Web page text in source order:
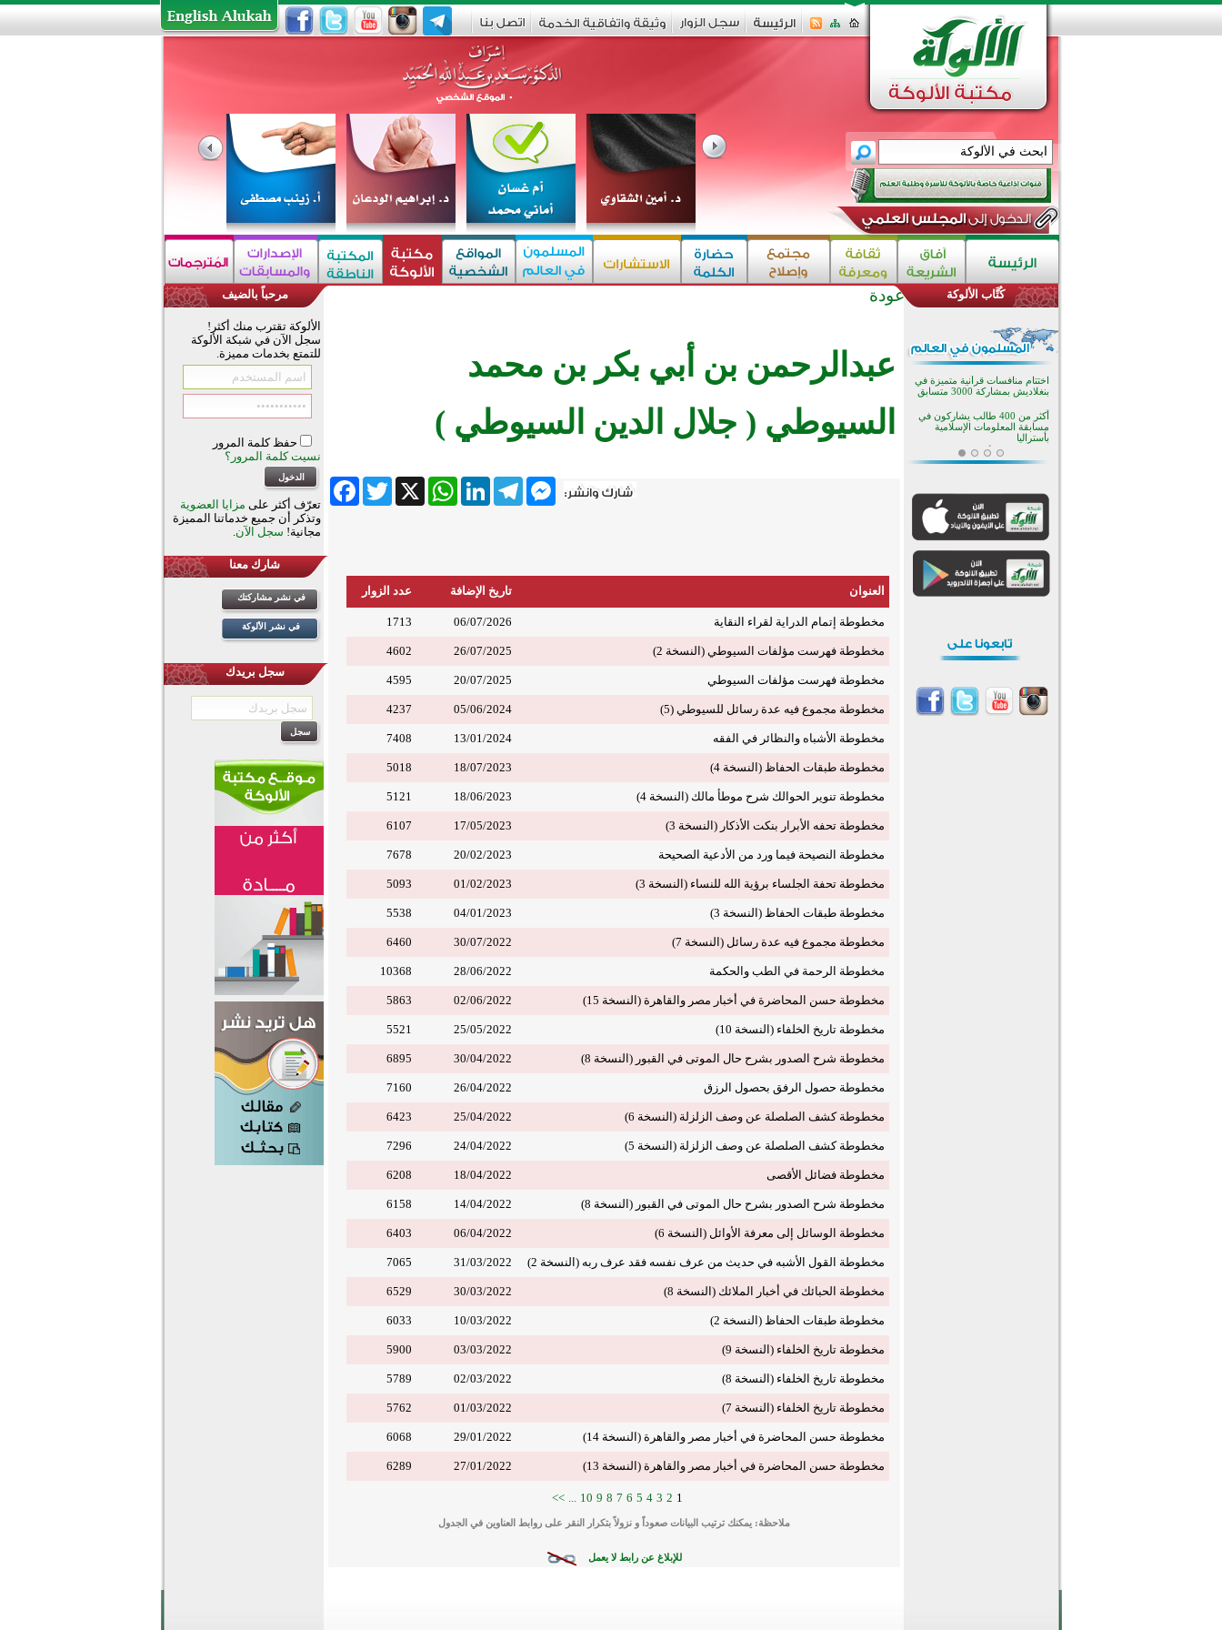
عودة
عبدالرحمن بن أبي بكر بن محمد
السيوطي ( جلال الدين السيوطي )
FacebookTwitter X
WhatsApp
LinkedIn
Telegram
Messenger
العنوان تاريخ الإضافة عدد الزوار
مخطوطة إتمام الدراية لقراء النقاية 06/07/2026
1713
مخطوطة فهرست مؤلفات السيوطي (النسخة 2) 26/07/2025
4602
مخطوطة فهرست مؤلفات السيوطي 20/07/2025
4595
مخطوطة مجموع فيه عدة رسائل للسيوطي (5) 05/06/2024
4237
مخطوطة الأشباه والنظائر في الفقه 13/01/2024
7408
مخطوطة طبقات الحفاظ (النسخة 4) 18/07/2023
5018
مخطوطة تنوير الحوالك شرح موطأ مالك (النسخة 4) 18/06/2023
5121
مخطوطة تحفه الأبرار بنكت الأذكار (النسخة 3) 17/05/2023
6107
مخطوطة النصيحة فيما ورد من الأدعية الصحيحة 20/02/2023
7678
مخطوطة تحفة الجلساء برؤية الله للنساء (النسخة 3) 01/02/2023
5093
مخطوطة طبقات الحفاظ (النسخة 3) 04/01/2023
5538
مخطوطة مجموع فيه عدة رسائل (النسخة 7) 30/07/2022
6460
مخطوطة الرحمة في الطب والحكمة 28/06/2022
10368
مخطوطة حسن المحاضرة في أخبار مصر والقاهرة (النسخة 15) 02/06/2022
5863
مخطوطة تاريخ الخلفاء (النسخة 10) 25/05/2022
5521
مخطوطة شرح الصدور بشرح حال الموتى في القبور (النسخة 8) 30/04/2022
6895
مخطوطة حصول الرفق بحصول الرزق 26/04/2022
7160
مخطوطة كشف الصلصلة عن وصف الزلزلة (النسخة 6) 25/04/2022
6423
مخطوطة كشف الصلصلة عن وصف الزلزلة (النسخة 5) 24/04/2022
7296
مخطوطة فضائل الأقصى 18/04/2022
6208
مخطوطة شرح الصدور بشرح حال الموتى في القبور (النسخة 8) 14/04/2022
6158
مخطوطة الوسائل إلى معرفة الأوائل (النسخة 6) 06/04/2022
6403
مخطوطة القول الأشبه في حديث من عرف نفسه فقد عرف ربه (النسخة 2) 31/03/2022
7065
مخطوطة الحبائك في أخبار الملائك (النسخة 8) 30/03/2022
6529
مخطوطة طبقات الحفاظ (النسخة 2) 10/03/2022
6033
مخطوطة تاريخ الخلفاء (النسخة 9) 03/03/2022
5900
مخطوطة تاريخ الخلفاء (النسخة 8) 02/03/2022
5789
مخطوطة تاريخ الخلفاء (النسخة 7) 01/03/2022
5762
مخطوطة حسن المحاضرة في أخبار مصر والقاهرة (النسخة 14) 29/01/2022
6068
مخطوطة حسن المحاضرة في أخبار مصر والقاهرة (النسخة 13) 27/01/2022
6289
1
2
3
4
5
6
7
8
9
10
...
>>
ملاحظة: يمكنك ترتيب البيانات صعوداً و نزولاً بتكرار النقر على روابط العناوين في الجدول
للإبلاغ عن رابط لا يعمل
مرحباً بالضيف
الألوكة تقترب منك أكثر!
سجل الآن في شبكة الألوكة
للتمتع بخدمات مميزة.
حفظ كلمة المرور
نسيت كلمة المرور؟
تعرّف أكثر على مزايا العضوية
وتذكر أن جميع خدماتنا المميزة
مجانية! سجل الآن.
شارك معنا
في نشر مشاركتك
في نشر الألوكة
سجل بريدك
كُتَّاب الألوكة
اختتام الدورة التاسعة لمسابقة حفظ
تيسليتش تختتم برنامجا تعليميا لتعزيز
القيم وبناء الشخصية للشباب
المسلمين
اختتام منافسات قرآنية متميزة في
بنغلاديش بمشاركة 3000 متسابق
أكثر من 400 طالب يشاركون في
مسابقة المعلومات الإسلامية
بأستراليا
افتتاح تاريخي لأول مسجد في بلييفليا
بالجبل الأسود منذ أكثر من قرن
مسجد جديد في أجواء إيمانية مميزة
أكبر مشروع إسلامي في ريف
أستراليا يفتتح أبوابه بعد سنوات من
القرآن والتربية في صدارة البرامج
الصيفية للمسلمين في بينزا
وساراتوف وموردوفيا هذا العام
اختتام الدورة التاسعة لمسابقة حفظ
القيم وبناء الشخصية للشباب
المسلمين
أكثر من 400 طالب يشاركون في
مسابقة المعلومات الإسلامية